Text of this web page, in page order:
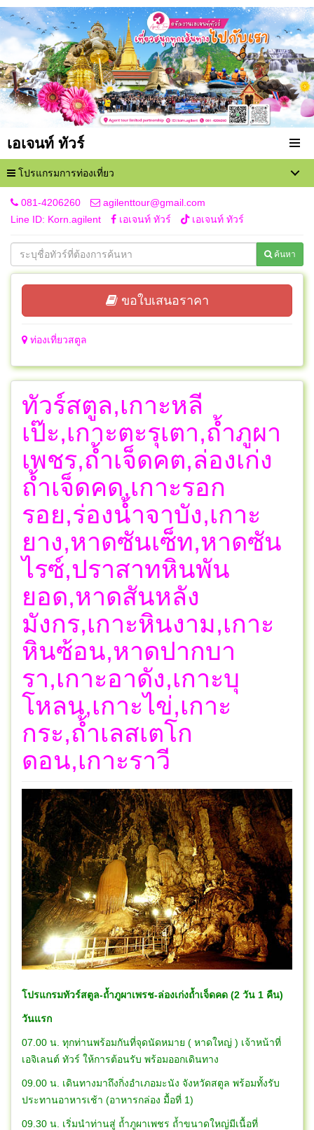
เอเจนท์ ทัวร์
โปรแกรมการท่องเที่ยว
081-4206260
agilenttour@gmail.com
Line ID: Korn.agilent
เอเจนท์ ทัวร์ เอเจนท์ ทัวร์
ค้นหา
ขอใบเสนอราคา
ท่องเที่ยวสตูล
ทัวร์สตูล,เกาะหลี
เป๊ะ,เกาะตะรุเตา,ถ้ำภูผา
เพชร,ถ้ำเจ็ดคต,ล่องเก่ง
ถ้ำเจ็ดคด,เกาะรอก
รอย,ร่องน้ำจาบัง,เกาะ
ยาง,หาดซันเซ็ท,หาดซัน
ไรซ์,ปราสาทหินพัน
ยอด,หาดสันหลัง
มังกร,เกาะหินงาม,เกาะ
หินซ้อน,หาดปากบา
รา,เกาะอาดัง,เกาะบุ
โหลน,เกาะไข่,เกาะ
กระ,ถ้ำเลสเตโก
ดอน,เกาะราวี
โปรแกรมทัวร์สตูล-ถ้ำภูผาเพรช-ล่องเก่งถ้ำเจ็ดคด (2 วัน 1 คืน)
วันแรก
07.00 น. ทุกท่านพร้อมกันที่จุดนัดหมาย ( หาดใหญ่ ) เจ้าหน้าที่
เอจิเลนต์ ทัวร์ ให้การต้อนรับ พร้อมออกเดินทาง
09.00 น. เดินทางมาถึงกิ่งอำเภอมะนัง จังหวัดสตูล พร้อมทั้งรับ
ประทานอาหารเช้า (อาหารกล่อง มื้อที่ 1)
09.30 น. เริ่มนำท่านสู่ ถ้ำภูผาเพชร ถ้ำขนาดใหญ่มีเนื้อที่